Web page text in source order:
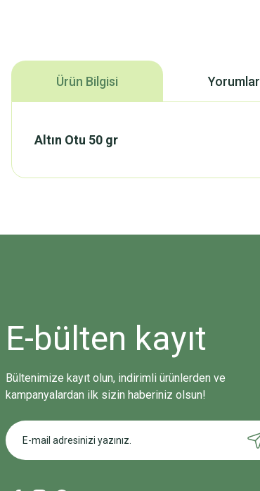
Ürün Bilgisi Yorumlar
Altın Otu 50 gr
Bu ürüne benzer farklı alternatifler olmalı.
E-bülten kayıt
Bültenimize kayıt olun, indirimli ürünlerden ve
kampanyalardan ilk sizin haberiniz olsun!